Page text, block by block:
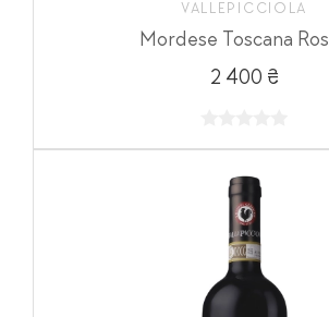
VALLEPICCIOLA
Mordese Toscana
2 400 ₴